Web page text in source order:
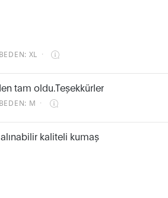
BEDEN: XL ·
tam oldu.Teşekkürler
BEDEN: M ·
kaliteli kumaş